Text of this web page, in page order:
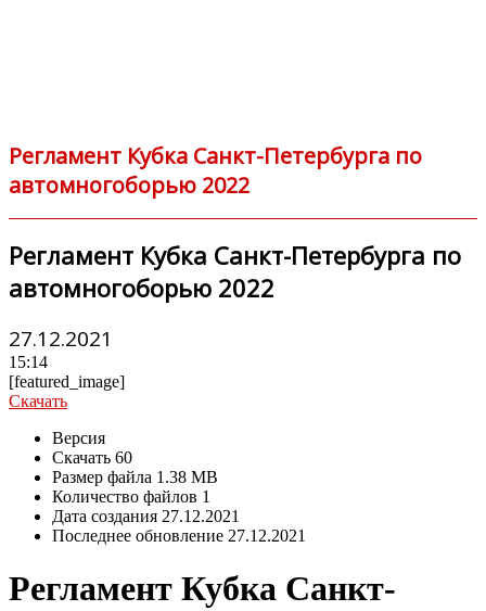
Регламент Кубка Санкт-Петербурга по
автомногоборью 2022
Регламент Кубка Санкт-Петербурга по
автомногоборью 2022
27.12.2021
15:14
[featured_image]
Скачать
Версия
Скачать 60
Размер файла 1.38 MB
Количество файлов 1
Дата создания 27.12.2021
Последнее обновление 27.12.2021
Регламент Кубка Санкт-